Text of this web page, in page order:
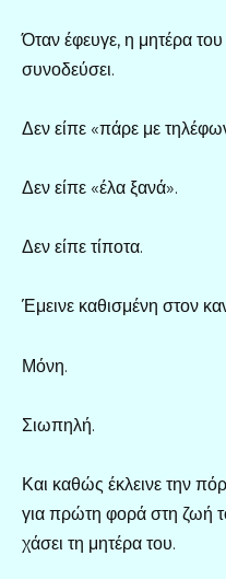
Όταν έφευγε, η μητέρα
συνοδεύσει.
Δεν είπε «πάρε με
Δεν είπε «έλα ξανά».
Δεν είπε τίποτα.
Έμεινε καθισμένη στον
Μόνη.
Σιωπηλή.
Και καθώς έκλεινε την
για πρώτη φορά στη ζωή
χάσει τη μητέρα του.